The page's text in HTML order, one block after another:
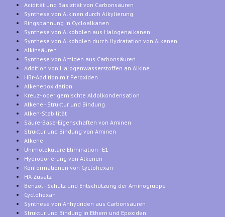
Acidität und Basizität von Carbonsäuren
Synthese von Alkinen durch Alkylierung
Ringspannung in Cycloalkanen
Synthese von Alkoholen aus Halogenalkanen
Synthese von Alkoholen durch Hydratation von Alkenen
Alkinsäuren
Synthese von Amiden aus Carbonsäuren
Addition von Halogenwasserstoffen an Alkine
HBr-Addition mit Peroxiden
Alkenepoxidation
Kreuz- oder gemischte Aldolkondensation
Alkene - Struktur und Bindung
Alken-Stabilität
Säure-Base-Eigenschaften von Aminen
Struktur und Bindung von Aminen
Alkene
Unimolekulare Elimination - E1
Hydroborierung von Alkenen
Konformationen von Cyclohexan
HX-Zusatz
Benzol - Schutz und Entschützung der Aminogruppe
Cyclohexan
Synthese von Anhydriden aus Carbonsäuren
Struktur und Bindung in Ethern und Epoxiden